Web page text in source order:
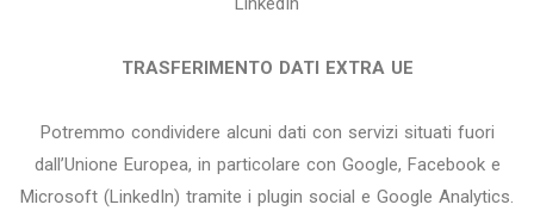
TRASFERIMENTO DATI EXTRA UE
Potremmo condividere alcuni dati con servizi situati fuori
dall’Unione Europea, in particolare con Google, Facebook e
Microsoft (LinkedIn) tramite i plugin social e Google Analytics.